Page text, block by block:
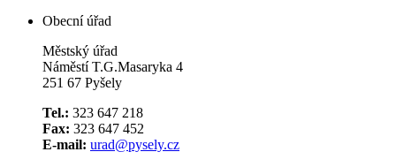
Obecní úřad
Městský úřad
Náměstí T.G.Masaryka 4
251 67 Pyšely
Tel.: 323 647 218
Fax: 323 647 452
E-mail: urad@pysely.cz